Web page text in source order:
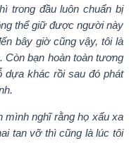
trong đầu luôn chuẩn bị
thể giữ được người này
bây giờ cũng vậy, tôi là
bạn hoàn toàn tương
dựa khác rồi sau đó phát
mình nghĩ rằng họ xấu xa
tan vỡ thì cũng là lúc tôi